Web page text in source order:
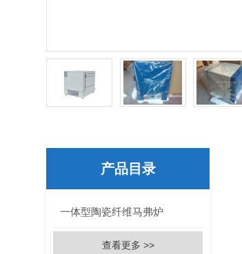
产品目录
一体型陶瓷纤维马弗炉
查看更多 >>